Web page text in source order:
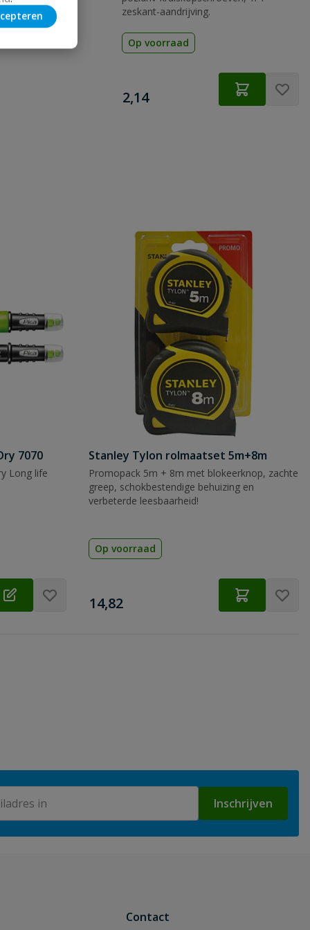
zeskant-aandrijving.
Op voorraad
€
2,14
7070
Long life
Stanley Tylon rolmaatset 5m+8m
Promopack 5m + 8m met blokeerknop, zachte
greep, schokbestendige behuizing en
verbeterde leesbaarheid!
Op voorraad
€
14,82
Inschrijven
Contact